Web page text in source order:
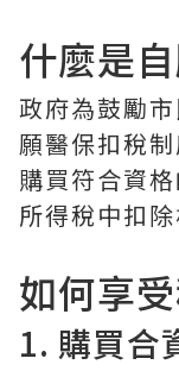
什麼是
政府為鼓勵
願醫保扣稅
購買符合資
所得稅中扣
如何享
1. 購買合